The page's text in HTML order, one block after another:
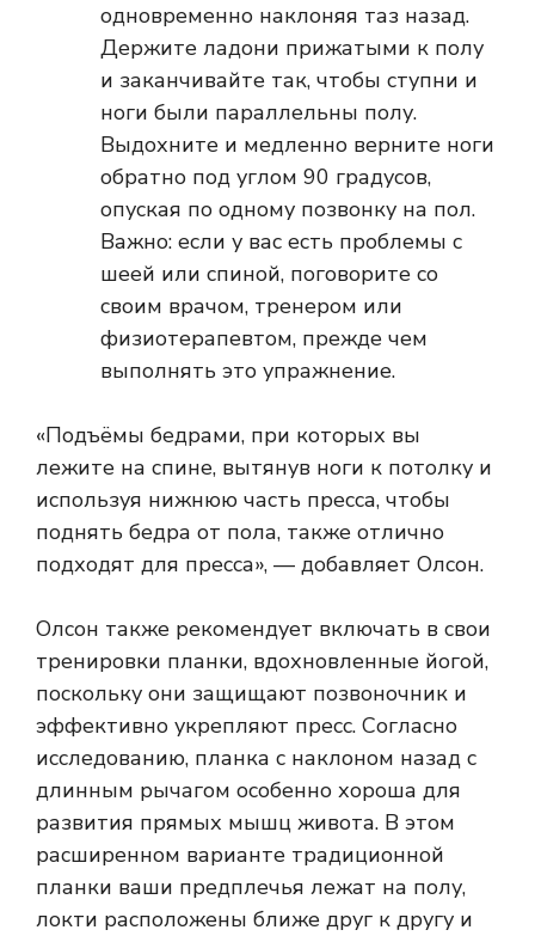
одновременно наклоняя таз назад.
Держите ладони прижатыми к полу
и заканчивайте так, чтобы ступни и
ноги были параллельны полу.
Выдохните и медленно верните ноги
обратно под углом 90 градусов,
опуская по одному позвонку на пол.
Важно: если у вас есть проблемы с
шеей или спиной, поговорите со
своим врачом, тренером или
физиотерапевтом, прежде чем
выполнять это упражнение.
«Подъёмы бедрами, при которых вы
лежите на спине, вытянув ноги к потолку и
используя нижнюю часть пресса, чтобы
поднять бедра от пола, также отлично
подходят для пресса», — добавляет Олсон.
Олсон также рекомендует включать в свои
тренировки планки, вдохновленные йогой,
поскольку они защищают позвоночник и
эффективно укрепляют пресс. Согласно
исследованию, планка с наклоном назад с
длинным рычагом особенно хороша для
развития прямых мышц живота. В этом
расширенном варианте традиционной
планки ваши предплечья лежат на полу,
локти расположены ближе друг к другу и